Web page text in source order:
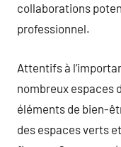
collaborations
professionnel.
Attentifs à
nombreux espaces
éléments de bien-
des espaces verts